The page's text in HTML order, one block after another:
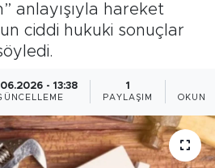
anlayışıyla hareket
ciddi hukuki sonuçlar
- 13:38 1
PAYLAŞIM